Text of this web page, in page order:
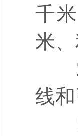
千
米
2.
线和
3.